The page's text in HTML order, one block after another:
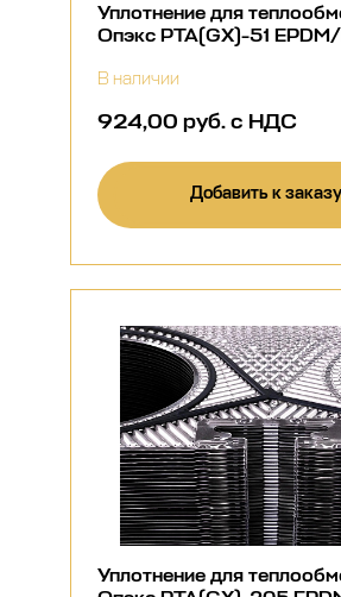
Уплотнение для
Опэкс РТА(GX)-51
В наличии
924,00 руб. с НДС
Добавить к заказу
Уплотнение для